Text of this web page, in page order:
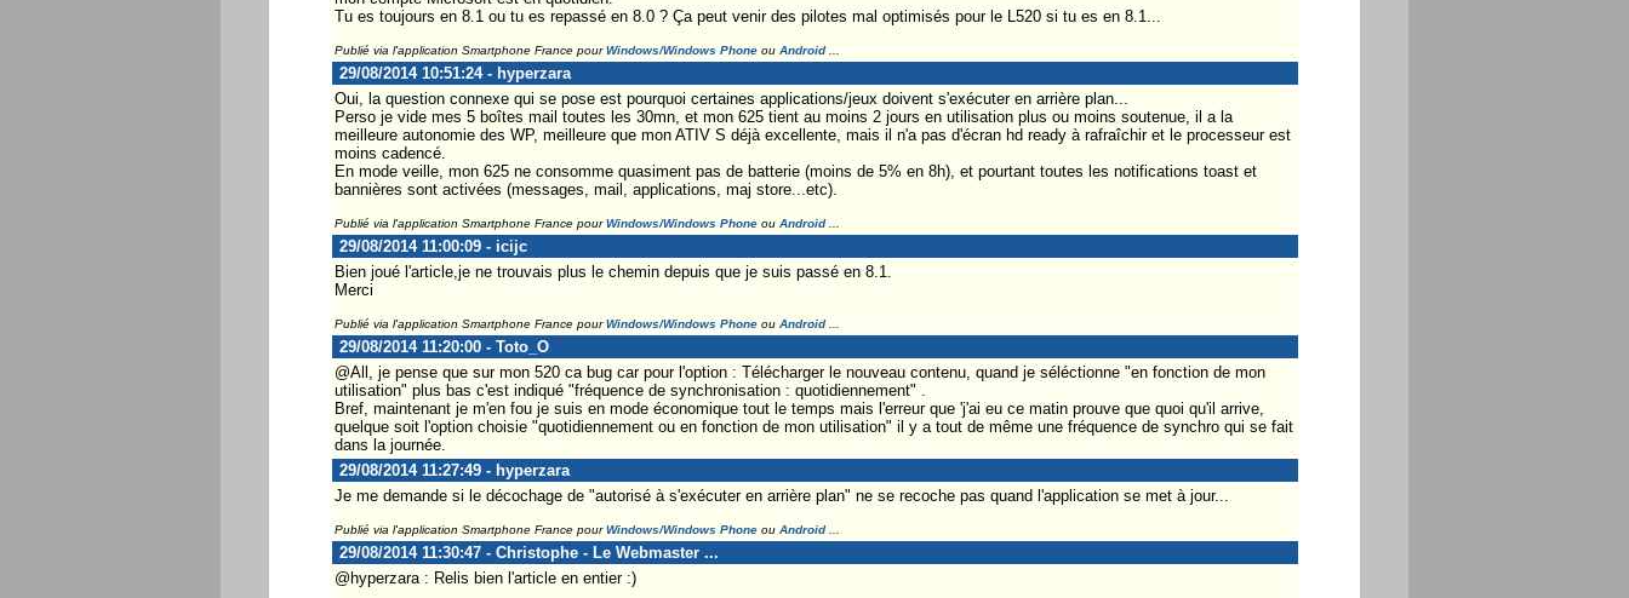
Tu es toujours en 8.1 ou tu es repassé en 8.0 ? Ça peut venir des pilotes mal optimisés pour le L520 si tu es en 8.1...
Publié via l'application Smartphone France pourWindows/Windows Phoneou Android...
29/08/2014 10:51:24 - hyperzara
Oui, la question connexe qui se pose est pourquoi certaines applications/jeux doivent s'exécuter en arrière plan...
Perso je vide mes 5 boîtes mail toutes les 30mn, et mon 625 tient au moins 2 jours en utilisation plus ou moins soutenue, il a la
meilleure autonomie des WP, meilleure que mon ATIV S déjà excellente, mais il n'a pas d'écran hd ready à rafraîchir et le processeur est
moins cadencé.
En mode veille, mon 625 ne consomme quasiment pas de batterie (moins de 5% en 8h), et pourtant toutes les notifications toast et
bannières sont activées (messages, mail, applications, maj store...etc).
Publié via l'application Smartphone France pourWindows/Windows Phoneou Android...
29/08/2014 11:00:09 - icijc
Bien joué l'article,je ne trouvais plus le chemin depuis que je suis passé en 8.1.
Merci
Publié via l'application Smartphone France pourWindows/Windows Phoneou Android...
29/08/2014 11:20:00 - Toto_O
@All, je pense que sur mon 520 ca bug car pour l'option : Télécharger le nouveau contenu, quand je séléctionne "en fonction de mon
utilisation" plus bas c'est indiqué "fréquence de synchronisation : quotidiennement" .
Bref, maintenant je m'en fou je suis en mode économique tout le temps mais l'erreur que 'j'ai eu ce matin prouve que quoi qu'il arrive,
quelque soit l'option choisie "quotidiennement ou en fonction de mon utilisation" il y a tout de même une fréquence de synchro qui se fait
dans la journée.
29/08/2014 11:27:49 - hyperzara
Je me demande si le décochage de "autorisé à s'exécuter en arrière plan" ne se recoche pas quand l'application se met à jour...
Publié via l'application Smartphone France pourWindows/Windows Phoneou Android...
29/08/2014 11:30:47 - Christophe - Le Webmaster ...
@hyperzara : Relis bien l'article en entier :)